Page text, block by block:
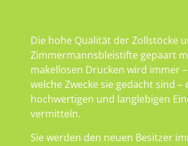
Die hohe Qualität der Zollstöcke
Zimmermannsbleistifte gepaart
makellosen Drucken wird immer
welche Zwecke sie gedacht sind –
hochwertigen und langlebigen
vermitteln.
Sie werden den neuen Besitzer